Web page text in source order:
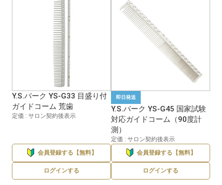
Y.S.パーク YS-G33 目盛り付
ガイドコーム 荒歯
定価 : サロン契約後表示
会員登録する【無料】
ログインする
即日発送
Y.S.パーク YS-G45 国家試験
対応ガイドコーム（90度計
測）
定価 : サロン契約後表示
会員登録する【無料】
ログインする